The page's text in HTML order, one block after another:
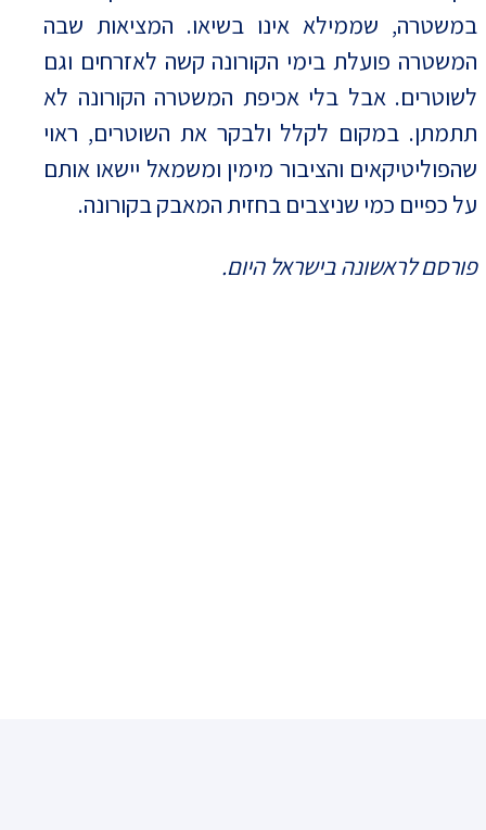
במשטרה, שממילא אינו בשיאו. המציאות שבה
המשטרה פועלת בימי הקורונה קשה לאזרחים וגם
לשוטרים. אבל בלי אכיפת המשטרה הקורונה לא
תתמתן. במקום לקלל ולבקר את השוטרים, ראוי
שהפוליטיקאים והציבור מימין ומשמאל יישאו אותם
על כפיים כמי שניצבים בחזית המאבק בקורונה.
פורסם לראשונה בישראל היום.